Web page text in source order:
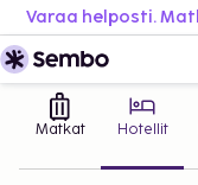
Matkat Hotellit